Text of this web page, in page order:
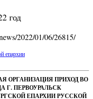
год
2022/01/06/26815/
ОРГАНИЗАЦИЯ ПРИХОД ВО
Г. ПЕРВОУРАЛЬСК
ЕПАРХИИ РУССКОЙ